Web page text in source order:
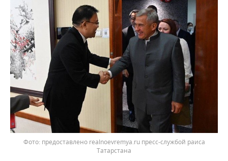
предоставлено realnoevremya.ru пресс-службой раиса
Татарстана